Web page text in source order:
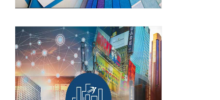
Escuela de Negocios, Derecho
y Ciencias Sociales
(ENDECS)